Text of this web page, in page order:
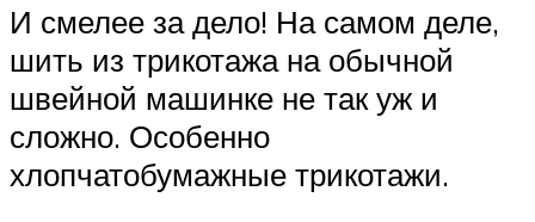
И смелее за дело! На самом деле,
шить из трикотажа на обычной
швейной машинке не так уж и
сложно. Особенно
хлопчатобумажные трикотажи.